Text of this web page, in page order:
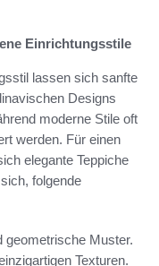
Einrichtungsstile
lassen sich sanfte
Designs
moderne Stile oft
werden. Für einen
elegante Teppiche
folgende
geometrische Muster.
Texturen.